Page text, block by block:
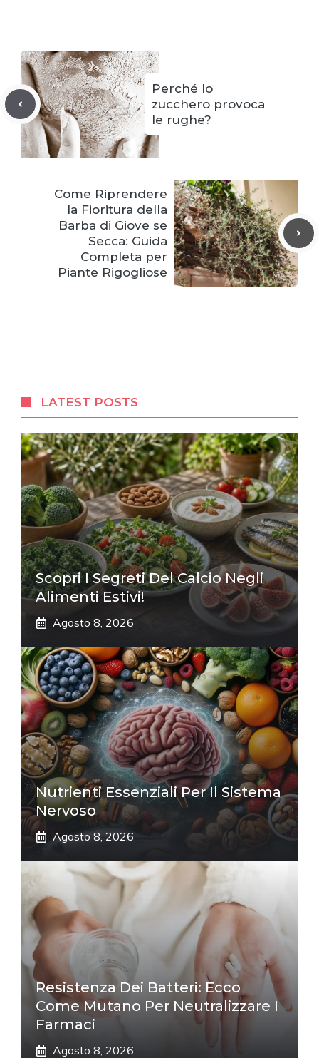
Perché lo
zucchero provoca
le rughe?
Come Riprendere
la Fioritura della
Barba di Giove se
Secca: Guida
Completa per
Piante Rigogliose
LATEST POSTS
Scopri I Segreti Del Calcio Negli
Alimenti Estivi!
Agosto 8, 2026
Nutrienti Essenziali Per Il Sistema
Nervoso
Agosto 8, 2026
Resistenza Dei Batteri: Ecco
Come Mutano Per Neutralizzare I
Farmaci
Agosto 8, 2026